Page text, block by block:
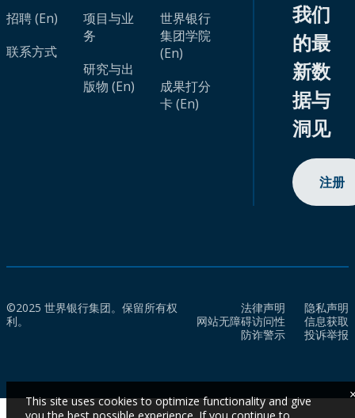
招聘 (En)
联系方式
项目与业
务
研究与出
版物 (En)
世界银行
集团学院
(En)
成果打分
卡 (En)
我们
的最
新数
据与
洞见
注册
©2025 世界银行集团。保留所有权
利。
法律声明
隐私声明
网站无障碍访问性
信息获取
防诈警示
投诉举报
This site uses cookies to optimize functionality and give